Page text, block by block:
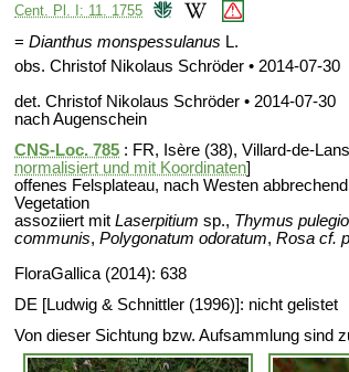
Cent. Pl. I: 11. 1755
= Dianthus monspessulanus L.
obs. Christof Nikolaus Schröder • 2014-07-30
det. Christof Nikolaus Schröder • 2014-07-30
nach Augenschein
CNS-Loc. 785 : FR, Isère (38), Villard-de-
normalisiert und mit Koordinaten]
offenes Felsplateau, nach Westen
Vegetation
assoziiert mit Laserpitium sp., Thymus
communis, Polygonatum odoratum, Rosa cf.
FloraGallica (2014): 638
DE [Ludwig & Schnittler (1996)]: nicht gelistet
Von dieser Sichtung bzw. Aufsammlung sind